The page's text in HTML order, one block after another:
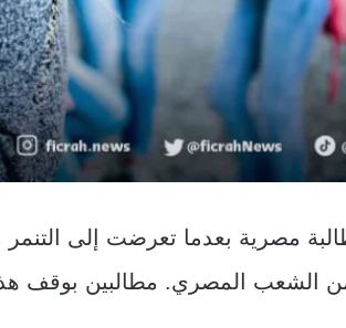
مصرية بعدما تعرضت إلى
الشعب المصري. مطالبين بوقف هذا